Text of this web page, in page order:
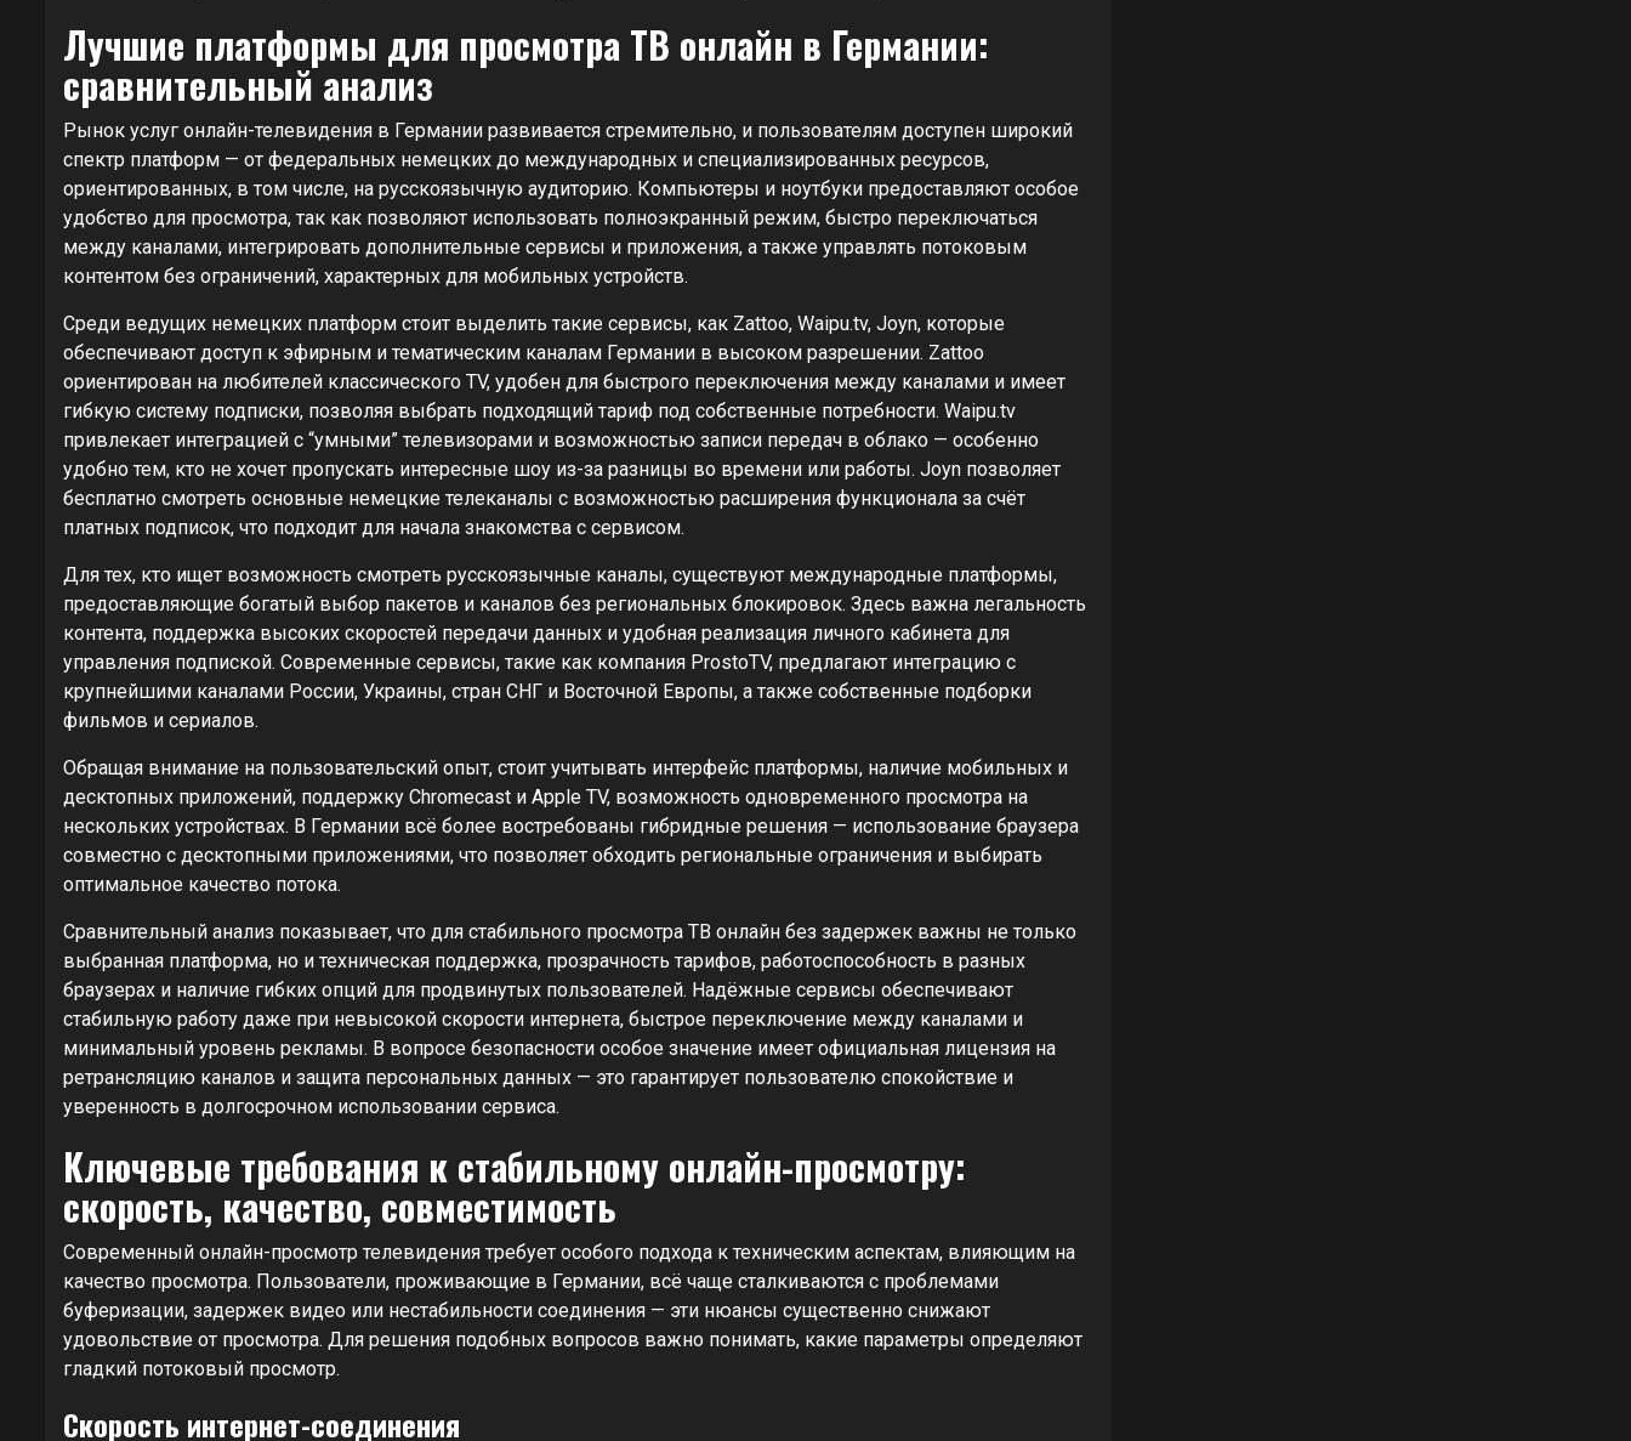
Лучшие платформы для просмотра ТВ онлайн в Германии:
сравнительный анализ
Рынок услуг онлайн-телевидения в Германии развивается стремительно, и пользователям доступен широкий
спектр платформ — от федеральных немецких до международных и специализированных ресурсов,
ориентированных, в том числе, на русскоязычную аудиторию. Компьютеры и ноутбуки предоставляют особое
удобство для просмотра, так как позволяют использовать полноэкранный режим, быстро переключаться
между каналами, интегрировать дополнительные сервисы и приложения, а также управлять потоковым
контентом без ограничений, характерных для мобильных устройств.
Среди ведущих немецких платформ стоит выделить такие сервисы, как Zattoo, Waipu.tv, Joyn, которые
обеспечивают доступ к эфирным и тематическим каналам Германии в высоком разрешении. Zattoo
ориентирован на любителей классического TV, удобен для быстрого переключения между каналами и имеет
гибкую систему подписки, позволяя выбрать подходящий тариф под собственные потребности. Waipu.tv
привлекает интеграцией с “умными” телевизорами и возможностью записи передач в облако — особенно
удобно тем, кто не хочет пропускать интересные шоу из-за разницы во времени или работы. Joyn позволяет
бесплатно смотреть основные немецкие телеканалы с возможностью расширения функционала за счёт
платных подписок, что подходит для начала знакомства с сервисом.
Для тех, кто ищет возможность смотреть русскоязычные каналы, существуют международные платформы,
предоставляющие богатый выбор пакетов и каналов без региональных блокировок. Здесь важна легальность
контента, поддержка высоких скоростей передачи данных и удобная реализация личного кабинета для
управления подпиской. Современные сервисы, такие как компания ProstoTV, предлагают интеграцию с
крупнейшими каналами России, Украины, стран СНГ и Восточной Европы, а также собственные подборки
фильмов и сериалов.
Обращая внимание на пользовательский опыт, стоит учитывать интерфейс платформы, наличие мобильных и
десктопных приложений, поддержку Chromecast и Apple TV, возможность одновременного просмотра на
нескольких устройствах. В Германии всё более востребованы гибридные решения — использование браузера
совместно с десктопными приложениями, что позволяет обходить региональные ограничения и выбирать
оптимальное качество потока.
Сравнительный анализ показывает, что для стабильного просмотра ТВ онлайн без задержек важны не только
выбранная платформа, но и техническая поддержка, прозрачность тарифов, работоспособность в разных
браузерах и наличие гибких опций для продвинутых пользователей. Надёжные сервисы обеспечивают
стабильную работу даже при невысокой скорости интернета, быстрое переключение между каналами и
минимальный уровень рекламы. В вопросе безопасности особое значение имеет официальная лицензия на
ретрансляцию каналов и защита персональных данных — это гарантирует пользователю спокойствие и
уверенность в долгосрочном использовании сервиса.
Ключевые требования к стабильному онлайн-просмотру:
скорость, качество, совместимость
Современный онлайн-просмотр телевидения требует особого подхода к техническим аспектам, влияющим на
качество просмотра. Пользователи, проживающие в Германии, всё чаще сталкиваются с проблемами
буферизации, задержек видео или нестабильности соединения — эти нюансы существенно снижают
удовольствие от просмотра. Для решения подобных вопросов важно понимать, какие параметры определяют
гладкий потоковый просмотр.
Скорость интернет-соединения